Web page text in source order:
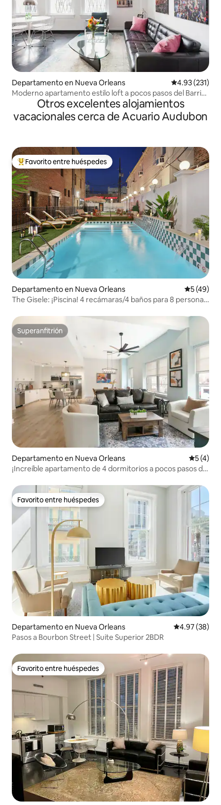
Departamento en Nueva Orleans Calificación
4.93 (231)
Moderno apartamento estilo loft a pocos pasos del Barrio
FrancésOtros excelentes alojamientos
vacacionales cerca de Acuario Audubon
De los mejores en Favorito entre huéspedes
Favorito entre huéspedes
Departamento en Nueva Orleans
5 (49)
The Gisele: ¡Piscina! 4 recámaras/4 baños para 8 personas
Superanfitrión
Superanfitrión
Departamento en Nueva Orleans
5 (4)
¡Increíble apartamento de 4 dormitorios a pocos pasos del
Favorito entre huéspedes
Favorito entre huéspedes
Departamento en Nueva Orleans Calificación
4.97 (38)
Pasos a Bourbon Street | Suite Superior 2BDR
Favorito entre huéspedes
Favorito entre huéspedes